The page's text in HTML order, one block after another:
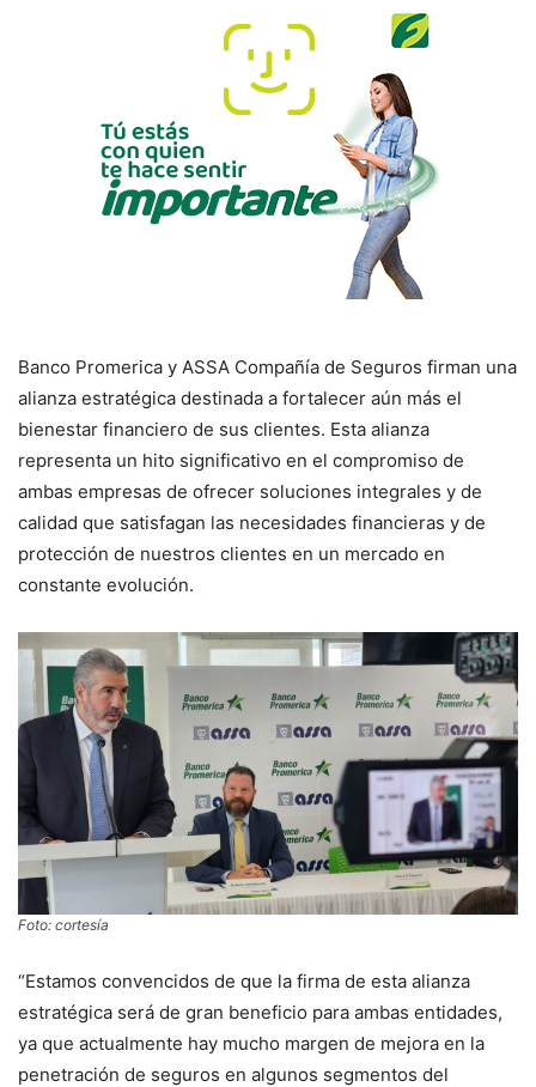
Banco Promerica y ASSA Compañía de Seguros firman una
alianza estratégica destinada a fortalecer aún más el
bienestar financiero de sus clientes. Esta alianza
representa un hito significativo en el compromiso de
ambas empresas de ofrecer soluciones integrales y de
calidad que satisfagan las necesidades financieras y de
protección de nuestros clientes en un mercado en
constante evolución.
Foto: cortesía
“Estamos convencidos de que la firma de esta alianza
estratégica será de gran beneficio para ambas entidades,
ya que actualmente hay mucho margen de mejora en la
penetración de seguros en algunos segmentos del